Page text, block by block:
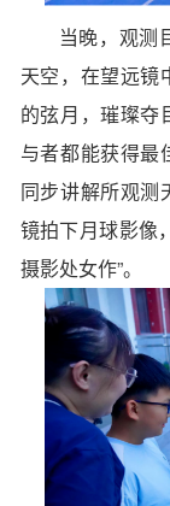
当晚，观
天空，在望远镜
的弦月，璀璨夺
与者都能获得最
同步讲解所观测
镜拍下月球影像
摄影处女作”。